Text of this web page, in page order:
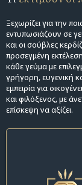
Ξεχωρίζει για την
εντυπωσιάζουν σε
και οι σούβλες
προσεγμένη
κάθε γεύμα με
γρήγορη, ευγενική
εμπειρία για
και φιλόξενος, με
επίσκεψη να αξίζει.